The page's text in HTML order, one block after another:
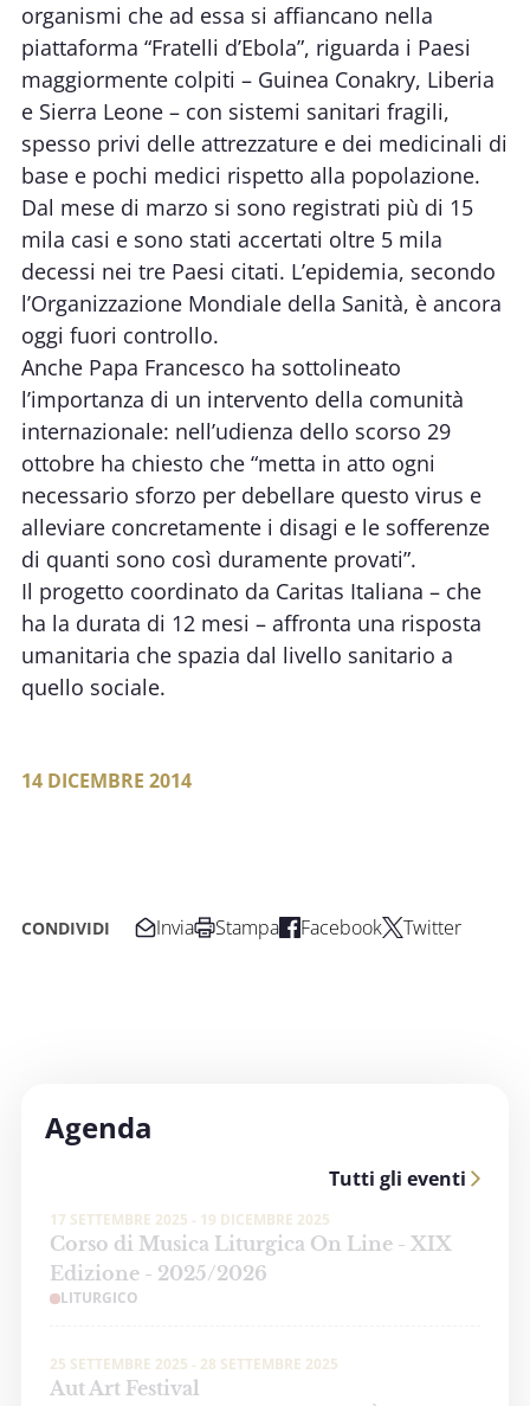
organismi che ad essa si affiancano nella
piattaforma “Fratelli d’Ebola”, riguarda i Paesi
maggiormente colpiti – Guinea Conakry, Liberia
e Sierra Leone – con sistemi sanitari fragili,
spesso privi delle attrezzature e dei medicinali di
base e pochi medici rispetto alla popolazione.
Dal mese di marzo si sono registrati più di 15
mila casi e sono stati accertati oltre 5 mila
decessi nei tre Paesi citati. L’epidemia, secondo
l’Organizzazione Mondiale della Sanità, è ancora
oggi fuori controllo.
Anche Papa Francesco ha sottolineato
l’importanza di un intervento della comunità
internazionale: nell’udienza dello scorso 29
ottobre ha chiesto che “metta in atto ogni
necessario sforzo per debellare questo virus e
alleviare concretamente i disagi e le sofferenze
di quanti sono così duramente provati”.
Il progetto coordinato da Caritas Italiana – che
ha la durata di 12 mesi – affronta una risposta
umanitaria che spazia dal livello sanitario a
quello sociale.
14 DICEMBRE 2014
CONDIVIDI Invia Stampa Facebook Twitter
Agenda
Tutti gli eventi
17 SETTEMBRE 2025 - 19 DICEMBRE 2025
Corso di Musica Liturgica On Line - XIX
Edizione - 2025/2026
LITURGICO
25 SETTEMBRE 2025 - 28 SETTEMBRE 2025
Aut Art Festival